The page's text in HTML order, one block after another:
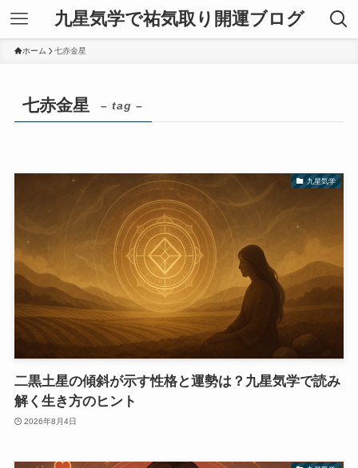
九星気学で祐気取り開運ブログ
ホーム 七赤金星
七赤金星 – tag –
九星気学
二黒土星の傾斜が示す性格と運勢は？九星気学で読み
解く生き方のヒント
2026年8月4日